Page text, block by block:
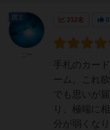
212名
手札のカー
ーム。これ
でも思いが
り、極端に
分が弱くな
国王